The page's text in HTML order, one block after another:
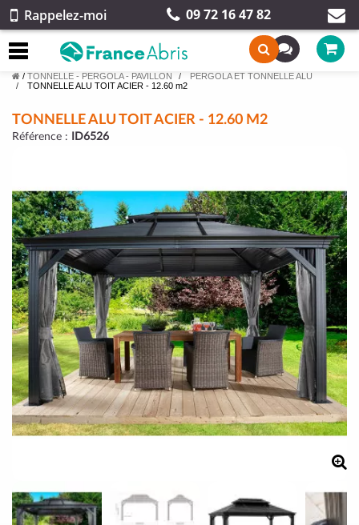
Rappelez-moi 09 72 16 47 82
/ TONNELLE - PERGOLA - PAVILLON
PERGOLA ET TONNELLE ALU
TONNELLE ALU TOIT ACIER - 12.60 m2
TONNELLE ALU TOIT ACIER - 12.60 M2
Référence : ID6526